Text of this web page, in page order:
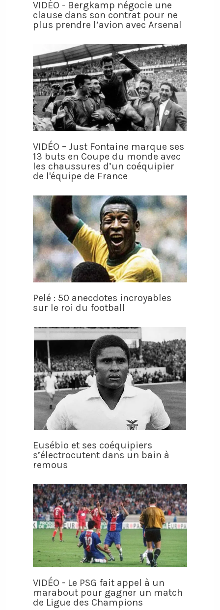
VIDÉO - Bergkamp négocie une
clause dans son contrat pour ne
plus prendre l’avion avec Arsenal
VIDÉO – Just Fontaine marque ses
13 buts en Coupe du monde avec
les chaussures d’un coéquipier
de l'équipe de France
Pelé : 50 anecdotes incroyables
sur le roi du football
Eusébio et ses coéquipiers
s’électrocutent dans un bain à
remous
VIDÉO - Le PSG fait appel à un
marabout pour gagner un match
de Ligue des Champions